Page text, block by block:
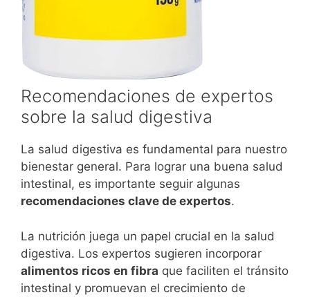
Recomendaciones de expertos
sobre la salud digestiva
La salud digestiva es fundamental para nuestro
bienestar general. Para lograr una buena salud
intestinal, es importante seguir algunas
recomendaciones clave de expertos.
La nutrición juega un papel crucial en la salud
digestiva. Los expertos sugieren incorporar
alimentos ricos en fibra que faciliten el tránsito
intestinal y promuevan el crecimiento de